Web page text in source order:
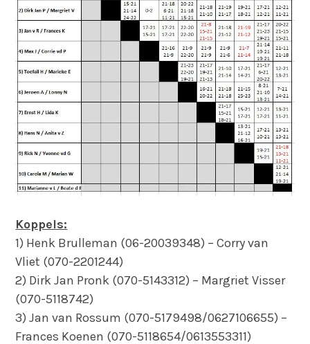
Koppels:
1) Henk Brulleman (06-20039348) – Corry van
Vliet (070-2201244)
2) Dirk Jan Pronk (070-5143312) – Margriet Visser
(070-5118742)
3) Jan van Rossum (070-5179498/0627106655) –
Frances Koenen (070-5118654/0613553311)